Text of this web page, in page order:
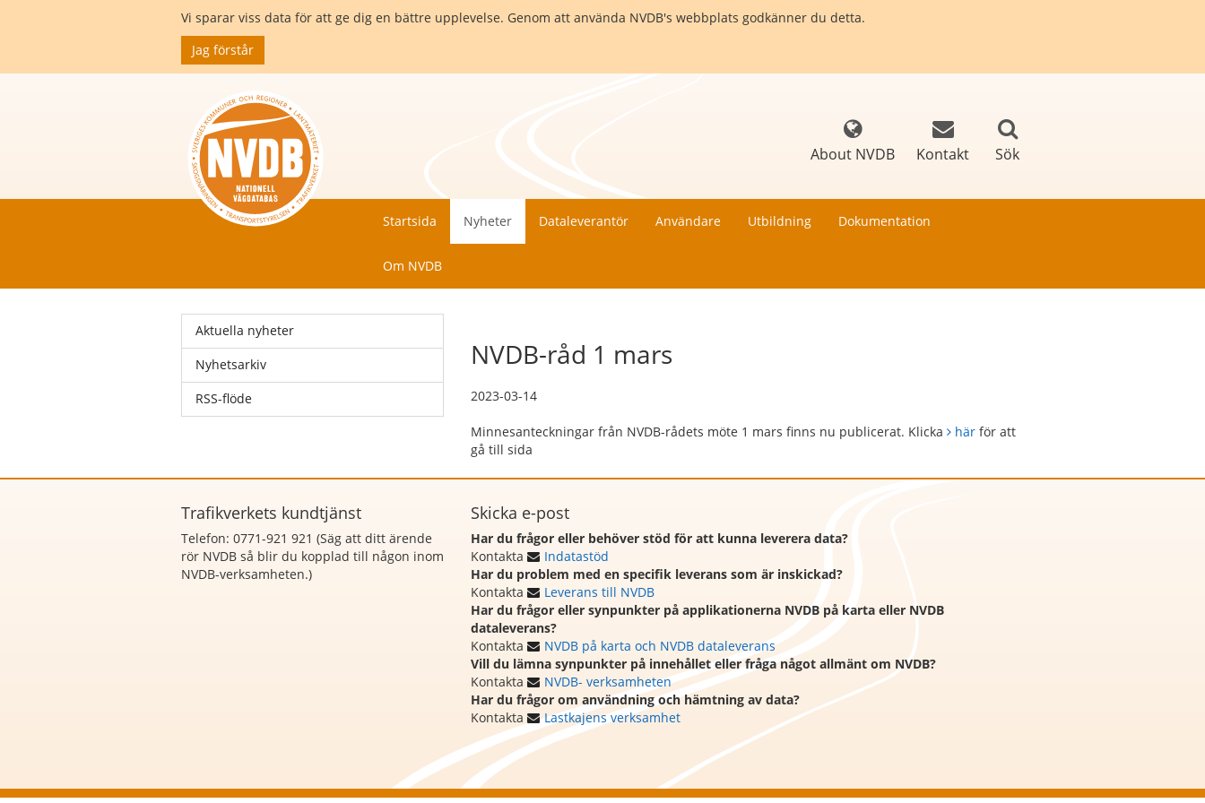
Vi sparar viss data för att ge dig en bättre upplevelse. Genom att använda NVDB's webbplats godkänner du detta.
Jag förstår
Sök
Startsida Nyheter Dataleverantör Användare Utbildning Dokumentation
Om NVDB
About NVDB Kontakt
Aktuella nyheter
Nyhetsarkiv
RSS-flöde
NVDB-råd 1 mars
2023-03-14
Minnesanteckningar från NVDB-rådets möte 1 mars finns nu publicerat. Klicka här för att
gå till sida
Trafikverkets kundtjänst
Telefon: 0771-921 921 (Säg att ditt ärende
rör NVDB så blir du kopplad till någon inom
NVDB-verksamheten.)
Skicka e-post
Har du frågor eller behöver stöd för att kunna leverera data?
Kontakta
Indatastöd
Har du problem med en specifik leverans som är inskickad?
Kontakta
Leverans till NVDB
Har du frågor eller synpunkter på applikationerna NVDB på karta eller NVDB
dataleverans?
Kontakta
NVDB på karta och NVDB dataleverans
Vill du lämna synpunkter på innehållet eller fråga något allmänt om NVDB?
Kontakta
NVDB- verksamheten
Har du frågor om användning och hämtning av data?
Kontakta
Lastkajens verksamhet